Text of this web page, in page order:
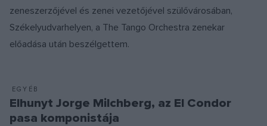
zeneszerzőjével és zenei vezetőjével szülővárosában,
Székelyudvarhelyen, a The Tango Orchestra zenekar
előadása után beszélgettem.
EGYÉB
Elhunyt Jorge Milchberg, az El Condor
pasa komponistája